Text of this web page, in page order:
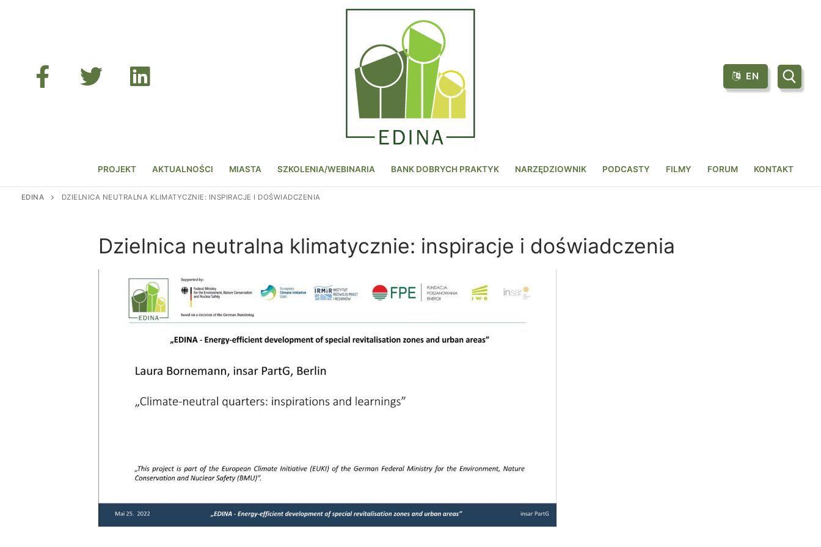
EN
PROJEKT AKTUALNOŚCI MIASTA SZKOLENIA/WEBINARIA BANK DOBRYCH PRAKTYK NARZĘDZIOWNIK PODCASTY FILMY FORUM KONTAKT
EDINA DZIELNICA NEUTRALNA KLIMATYCZNIE: INSPIRACJE I DOŚWIADCZENIA
Dzielnica neutralna klimatycznie: inspiracje i doświadczenia